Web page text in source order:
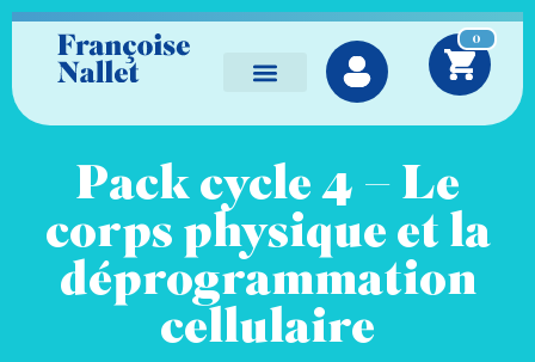
0
Pack cycle 4 – Le
corps physique et la
déprogrammation
cellulaire